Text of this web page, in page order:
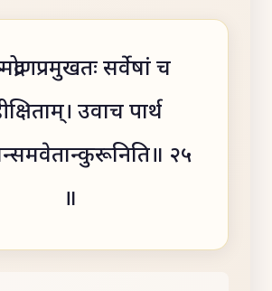
सर्वेषां च
उवाच पार्थ
२५
॥